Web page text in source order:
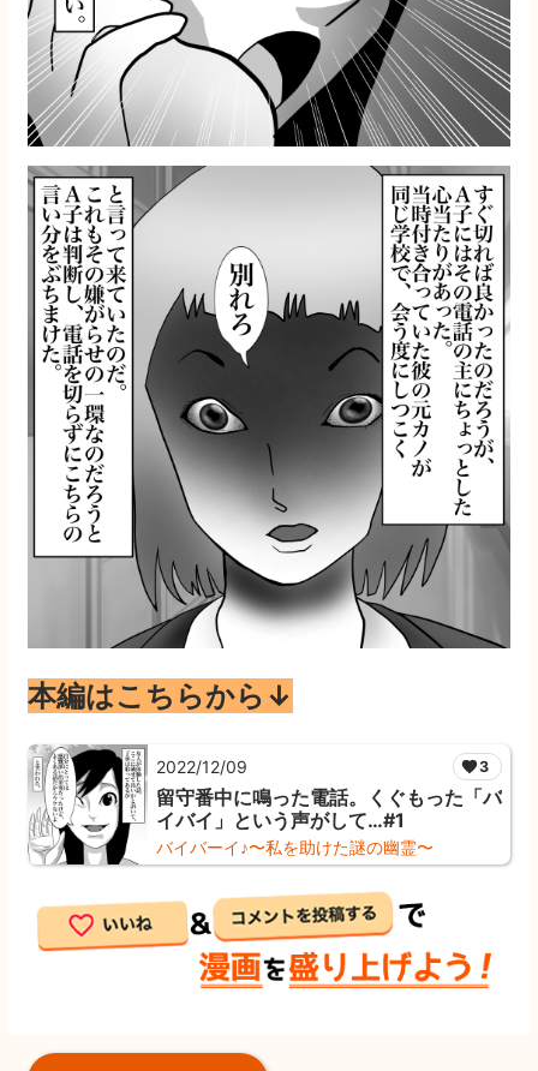
本編はこちらから↓
2022/12/09 3
留守番中に鳴った電話。くぐもった「バ
イバイ」という声がして…#1
バイバーイ♪〜私を助けた謎の幽霊〜